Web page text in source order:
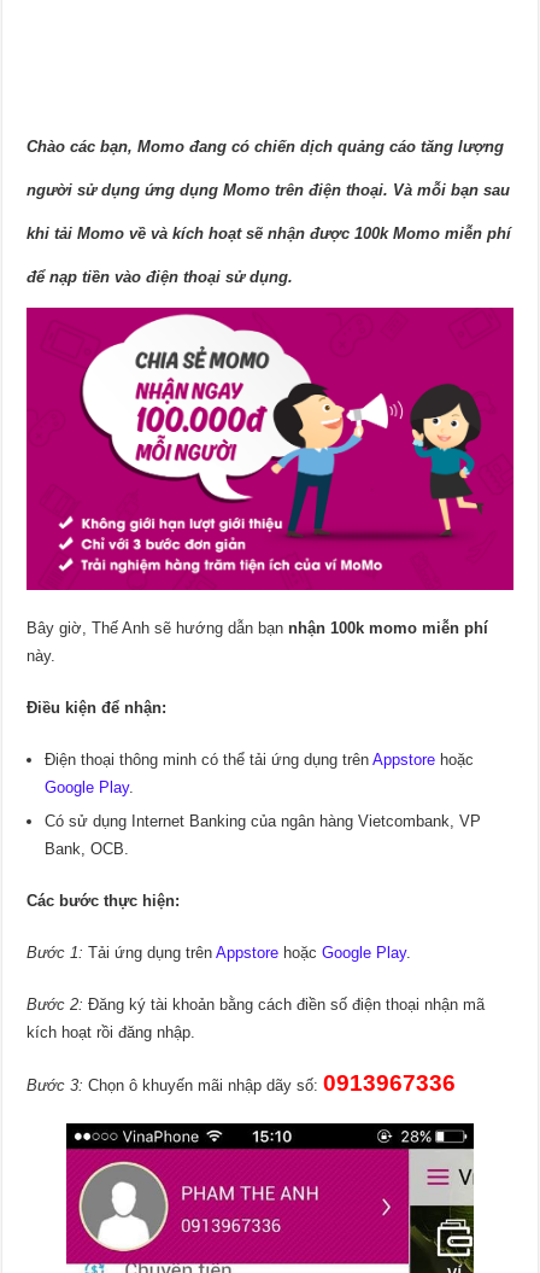
Chào các bạn, Momo đang có chiến dịch quảng cáo tăng lượng
người sử dụng ứng dụng Momo trên điện thoại. Và mỗi bạn sau
khi tải Momo về và kích hoạt sẽ nhận được 100k Momo miễn phí
để nạp tiền vào điện thoại sử dụng.
Bây giờ, Thế Anh sẽ hướng dẫn bạnnhận 100k momo miễn phí
này.
Điều kiện để nhận:
Điện thoại thông minh có thể tải ứng dụng trênAppstore hoặc
Google Play.
Có sử dụng Internet Banking của ngân hàng Vietcombank, VP
Bank, OCB.
Các bước thực hiện:
Bước 1: Tải ứng dụng trênAppstore hoặcGoogle Play.
Bước 2: Đăng ký tài khoản bằng cách điền số điện thoại nhận mã
kích hoạt rồi đăng nhập.
Bước 3: Chọn ô khuyến mãi nhập dãy số:0913967336